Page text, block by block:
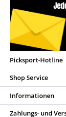
Picksport-Hotline
Shop Service
Informationen
Zahlungs- und